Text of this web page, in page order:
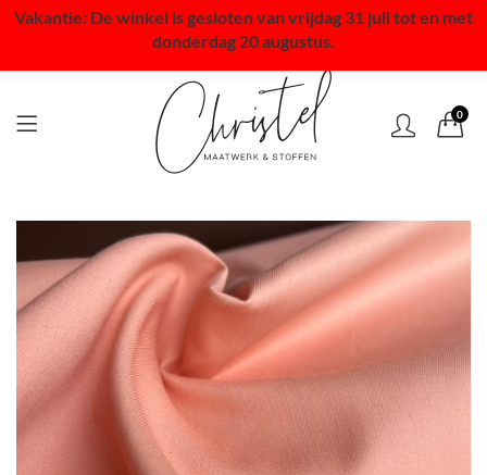
Vakantie: De winkel is gesloten van vrijdag 31 juli tot en met
donderdag 20 augustus.
0